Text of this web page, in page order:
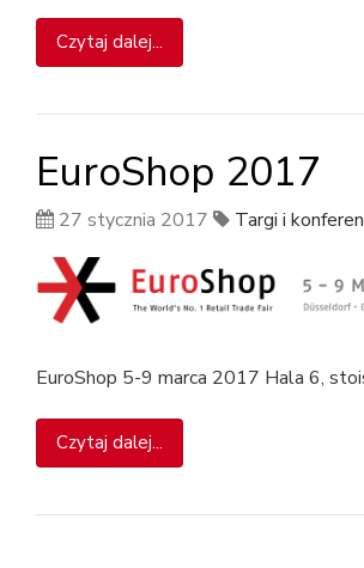
Czytaj dalej...
EuroShop 2017
27 stycznia 2017 Targi i
EuroShop 5-9 marca 2017 Hala 6,
Czytaj dalej...